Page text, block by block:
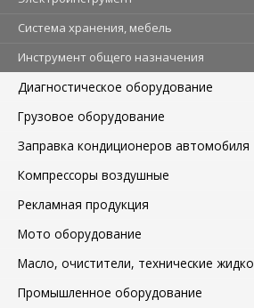
Система хранения, мебель
Инструмент общего назначения
Диагностическое оборудование
Грузовое оборудование
Заправка кондиционеров автомобиля
Компрессоры воздушные
Рекламная продукция
Мото оборудование
Масло, очистители, технические
Промышленное оборудование